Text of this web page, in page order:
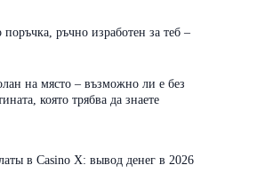
ръчно изработен за теб –
на място – възможно ли е без
която трябва да знаете
в Casino X: вывод денег в 2026